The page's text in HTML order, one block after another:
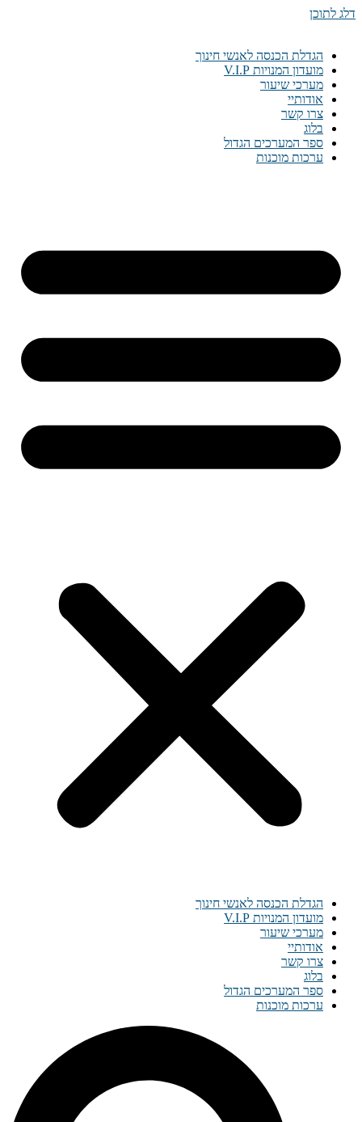
דלג לתוכן
הגדלת הכנסה לאנשי חינוך
מועדון המנויות V.I.P
מערכי שיעור
אודותיי
צרו קשר
בלוג
ספר המערכים הגדול
ערכות מוכנות
הגדלת הכנסה לאנשי חינוך
מועדון המנויות V.I.P
מערכי שיעור
אודותיי
צרו קשר
בלוג
ספר המערכים הגדול
ערכות מוכנות